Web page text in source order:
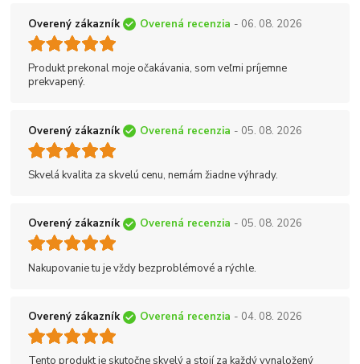
Overený zákazník Overená recenzia - 06. 08. 2026
Produkt prekonal moje očakávania, som veľmi príjemne
prekvapený.
Overený zákazník Overená recenzia - 05. 08. 2026
Skvelá kvalita za skvelú cenu, nemám žiadne výhrady.
Overený zákazník Overená recenzia - 05. 08. 2026
Nakupovanie tu je vždy bezproblémové a rýchle.
Overený zákazník Overená recenzia - 04. 08. 2026
Tento produkt je skutočne skvelý a stojí za každý vynaložený